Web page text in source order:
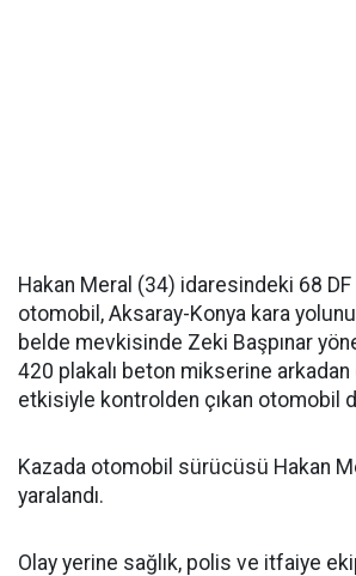
Hakan Meral (34) idaresindeki 68 DF
otomobil, Aksaray-Konya kara
belde mevkisinde Zeki Başpınar
420 plakalı beton mikserine arkadan
etkisiyle kontrolden çıkan otomobil
Kazada otomobil sürücüsü Hakan
yaralandı.
Olay yerine sağlık, polis ve itfaiye